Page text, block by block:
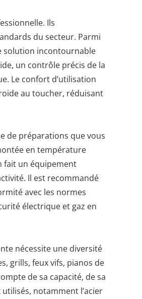
Ils
du secteur. Parmi
solution incontournable
un contrôle précis de la
Le confort d’utilisation
au toucher, réduisant
de préparations que vous
en température
fait un équipement
Il est recommandé
avec les normes
électrique et gaz en
nécessite une diversité
grills, feux vifs, pianos de
de sa capacité, de sa
notamment l’acier